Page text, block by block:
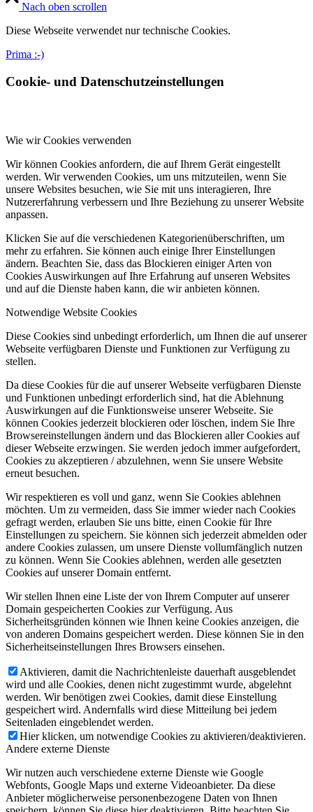
Nach oben scrollen
Diese Webseite verwendet nur technische Cookies.
Prima :-)
Cookie- und Datenschutzeinstellungen
Wie wir Cookies verwenden
Wir können Cookies anfordern, die auf Ihrem Gerät eingestellt
werden. Wir verwenden Cookies, um uns mitzuteilen, wenn Sie
unsere Websites besuchen, wie Sie mit uns interagieren, Ihre
Nutzererfahrung verbessern und Ihre Beziehung zu unserer Website
anpassen.
Klicken Sie auf die verschiedenen Kategorienüberschriften, um
mehr zu erfahren. Sie können auch einige Ihrer Einstellungen
ändern. Beachten Sie, dass das Blockieren einiger Arten von
Cookies Auswirkungen auf Ihre Erfahrung auf unseren Websites
und auf die Dienste haben kann, die wir anbieten können.
Notwendige Website Cookies
Diese Cookies sind unbedingt erforderlich, um Ihnen die auf unserer
Webseite verfügbaren Dienste und Funktionen zur Verfügung zu
stellen.
Da diese Cookies für die auf unserer Webseite verfügbaren Dienste
und Funktionen unbedingt erforderlich sind, hat die Ablehnung
Auswirkungen auf die Funktionsweise unserer Webseite. Sie
können Cookies jederzeit blockieren oder löschen, indem Sie Ihre
Browsereinstellungen ändern und das Blockieren aller Cookies auf
dieser Webseite erzwingen. Sie werden jedoch immer aufgefordert,
Cookies zu akzeptieren / abzulehnen, wenn Sie unsere Website
erneut besuchen.
Wir respektieren es voll und ganz, wenn Sie Cookies ablehnen
möchten. Um zu vermeiden, dass Sie immer wieder nach Cookies
gefragt werden, erlauben Sie uns bitte, einen Cookie für Ihre
Einstellungen zu speichern. Sie können sich jederzeit abmelden oder
andere Cookies zulassen, um unsere Dienste vollumfänglich nutzen
zu können. Wenn Sie Cookies ablehnen, werden alle gesetzten
Cookies auf unserer Domain entfernt.
Wir stellen Ihnen eine Liste der von Ihrem Computer auf unserer
Domain gespeicherten Cookies zur Verfügung. Aus
Sicherheitsgründen können wie Ihnen keine Cookies anzeigen, die
von anderen Domains gespeichert werden. Diese können Sie in den
Sicherheitseinstellungen Ihres Browsers einsehen.
Aktivieren, damit die Nachrichtenleiste dauerhaft ausgeblendet
wird und alle Cookies, denen nicht zugestimmt wurde, abgelehnt
werden. Wir benötigen zwei Cookies, damit diese Einstellung
gespeichert wird. Andernfalls wird diese Mitteilung bei jedem
Seitenladen eingeblendet werden.
Hier klicken, um notwendige Cookies zu aktivieren/deaktivieren.
Andere externe Dienste
Wir nutzen auch verschiedene externe Dienste wie Google
Webfonts, Google Maps und externe Videoanbieter. Da diese
Anbieter möglicherweise personenbezogene Daten von Ihnen